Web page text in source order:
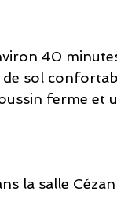
40
sol
ferme et
la salle